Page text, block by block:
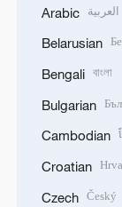
Arabic العربية
Belarusian
Bengali বাংলা
Bulgarian
Cambodian
Croatian
Czech Český